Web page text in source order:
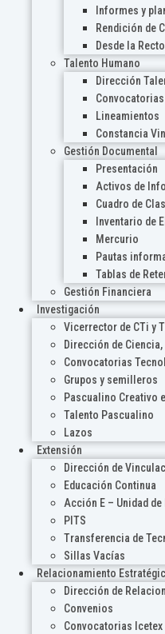
Informes y
Rendición de
Desde la
Talento Humano
Dirección
Lineamientos
Constancia
Gestión Documental
Presentación
Activos de
Cuadro de
Inventario de
Mercurio
Pautas
Tablas de
Gestión Financiera
Investigación
Vicerrector de CTi y
Dirección de
Convocatorias
Grupos y semilleros
Pascualino Creativo
Talento Pascualino
Lazos
Extensión
Dirección de
Educación Continua
Acción E – Unidad
PITS
Transferencia de
Sillas Vacías
Relacionamiento
Dirección de
Convenios
Convocatorias Icetex